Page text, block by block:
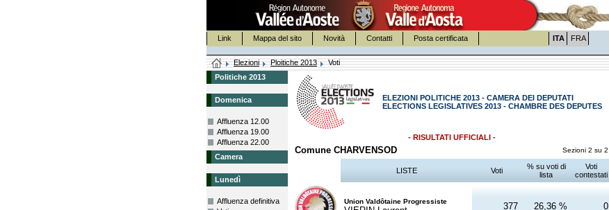
Link Mappa del sito Novità Contatti Posta certificata ITA FRA
Elezioni Ploitiche 2013
Voti
Politiche 2013
Domenica
Affluenza 12.00
Affluenza 19.00
Affluenza 22.00
Camera
Lunedì
Affluenza definitiva
ELEZIONI POLITICHE 2013 - CAMERA DEI DEPUTATI
ELECTIONS LEGISLATIVES 2013 - CHAMBRE DES DEPUTES
- RISULTATI UFFICIALI -
Comune CHARVENSOD Sezioni 2 su 2
LISTE Voti
% su voti di
lista
Voti
contestati
Union Valdôtaine Progressiste 377 26,36 % 0